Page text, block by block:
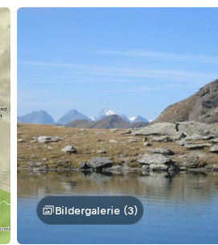
Bildergalerie (3)